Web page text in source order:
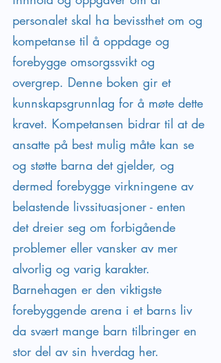
personalet skal ha bevissthet om og
kompetanse til å oppdage og
forebygge omsorgssvikt og
overgrep. Denne boken gir et
kunnskapsgrunnlag for å møte dette
kravet. Kompetansen bidrar til at de
ansatte på best mulig måte kan se
og støtte barna det gjelder, og
dermed forebygge virkningene av
belastende livssituasjoner - enten
det dreier seg om forbigående
problemer eller vansker av mer
alvorlig og varig karakter.
Barnehagen er den viktigste
forebyggende arena i et barns liv
da svært mange barn tilbringer en
stor del av sin hverdag her.